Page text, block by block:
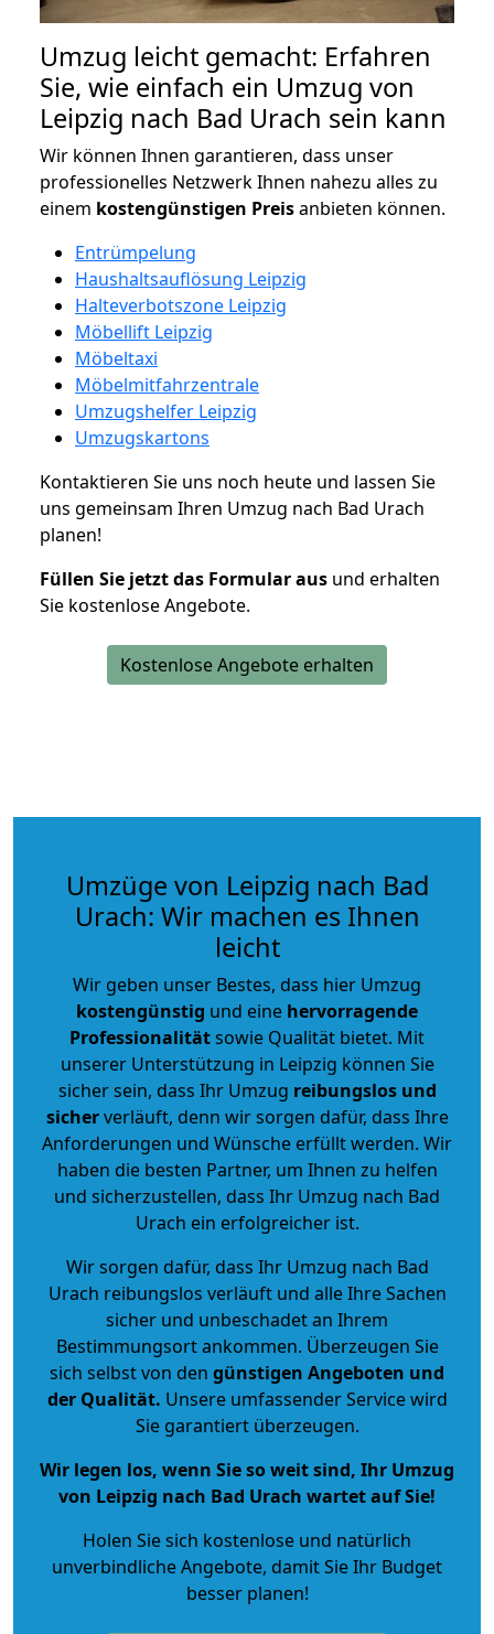
Umzug leicht gemacht: Erfahren
Sie, wie einfach ein Umzug von
Leipzig nach Bad Urach sein kann
Wir können Ihnen garantieren, dass unser
professionelles Netzwerk Ihnen nahezu alles zu
einem kostengünstigen Preisanbieten können.
Entrümpelung
Haushaltsauflösung Leipzig
Halteverbotszone Leipzig
Möbellift Leipzig
Möbeltaxi
Möbelmitfahrzentrale
Umzugshelfer Leipzig
Umzugskartons
Kontaktieren Sie uns noch heute und lassen Sie
uns gemeinsam Ihren Umzug nach Bad Urach
planen!
Füllen Sie jetzt das Formular aus und erhalten
Sie kostenlose Angebote.
Kostenlose Angebote erhalten
Umzüge von Leipzig nach Bad
Urach: Wir machen es Ihnen
leicht
Wir geben unser Bestes, dass hier Umzug
kostengünstig und eine hervorragende
Professionalitätsowie Qualität bietet. Mit
unserer Unterstützung in Leipzig können Sie
sicher sein, dass Ihr Umzug reibungslos und
sicherverläuft, denn wir sorgen dafür, dass Ihre
Anforderungen und Wünsche erfüllt werden. Wir
haben die besten Partner, um Ihnen zu helfen
und sicherzustellen, dass Ihr Umzug nach Bad
Urach ein erfolgreicher ist.
Wir sorgen dafür, dass Ihr Umzug nach Bad
Urach reibungslos verläuft und alle Ihre Sachen
sicher und unbeschadet an Ihrem
Bestimmungsort ankommen. Überzeugen Sie
sich selbst von den günstigen Angeboten und
der Qualität. Unsere umfassender Service wird
Sie garantiert überzeugen.
Wir legen los, wenn Sie so weit sind, Ihr Umzug
von Leipzig nach Bad Urach wartet auf Sie!
Holen Sie sich kostenlose und natürlich
unverbindliche Angebote, damit Sie Ihr Budget
besser planen!